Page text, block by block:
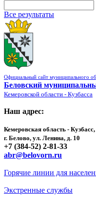
Все результаты
Официальный сайт муниципального
Беловский
Кемеровской области - Кузбасса
Наш адрес:
Кемеровская область - Кузбасс,
г. Белово, ул. Ленина, д. 10
+7 (384-52) 2-81-33
abr@belovorn.ru
Горячие линии для
Экстренные службы